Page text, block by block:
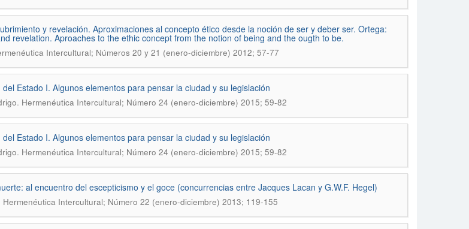
y revelación. Aproximaciones al concepto ético desde la noción de ser y deber ser. Ortega:
revelation. Aproaches to the ethic concept from the notion of being and the ougth to be.
Intercultural; Números 20 y 21 (enero-diciembre) 2012; 57-77
Estado I. Algunos elementos para pensar la ciudad y su legislación
. Hermenéutica Intercultural; Número 24 (enero-diciembre) 2015; 59-82
Estado I. Algunos elementos para pensar la ciudad y su legislación
. Hermenéutica Intercultural; Número 24 (enero-diciembre) 2015; 59-82
al encuentro del escepticismo y el goce (concurrencias entre Jacques Lacan y G.W.F. Hegel)
Hermenéutica Intercultural; Número 22 (enero-diciembre) 2013; 119-155